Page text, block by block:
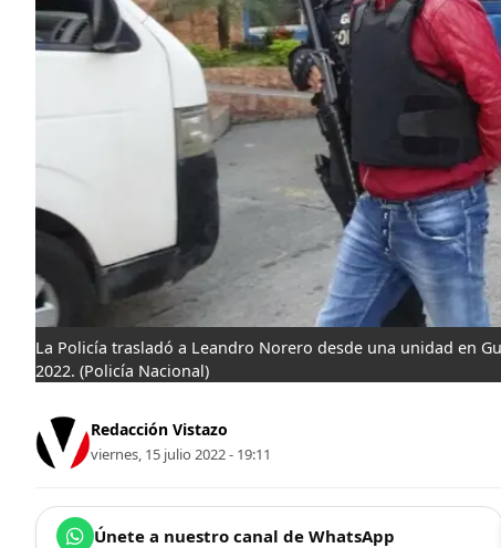
La Policía trasladó a Leandro Norero desde una unidad en
2022. (Policía Nacional)
Redacción Vistazo
viernes, 15 julio 2022 - 19:11
Únete a nuestro canal de WhatsApp